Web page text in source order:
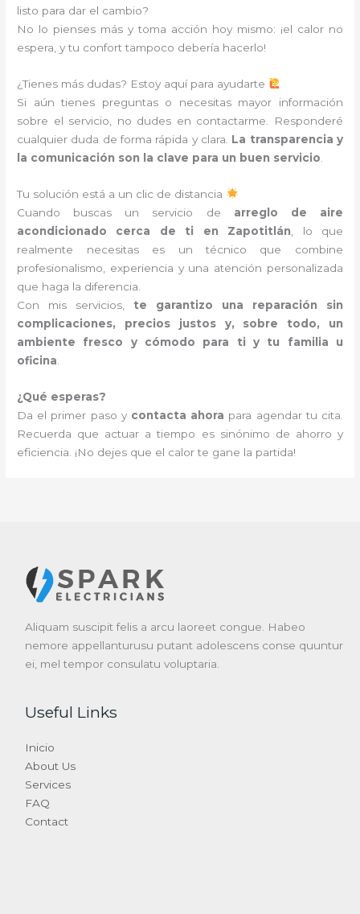
listo para dar el cambio?
No lo pienses más y toma acción hoy mismo: ¡el calor no
espera, y tu confort tampoco debería hacerlo!
¿Tienes más dudas? Estoy aquí para ayudarte
Si aún tienes preguntas o necesitas mayor información
sobre el servicio, no dudes en contactarme. Responderé
cualquier duda de forma rápida y clara. La transparencia y
la comunicación son la clave para un buen servicio
Tu solución está a un clic de distancia
Cuando buscas un servicio de arreglo de aire
acondicionado cerca de ti en Zapotitlán , lo que
realmente necesitas es un técnico que combine
profesionalismo, experiencia y una atención personalizada
que haga la diferencia.
Con mis servicios, te garantizo una reparación sin
complicaciones, precios justos y, sobre todo, un
ambiente fresco y cómodo para ti y tu familia u
oficina
¿Qué esperas?
Da el primer paso y contacta ahora para agendar tu cita.
Recuerda que actuar a tiempo es sinónimo de ahorro y
eficiencia. ¡No dejes que el calor te gane la partida!
Aliquam suscipit felis a arcu laoreet congue. Habeo
nemore appellanturusu putant adolescens conse quuntur
ei, mel tempor consulatu voluptaria.
Useful Links
Inicio
About Us
Services
FAQ
Contact